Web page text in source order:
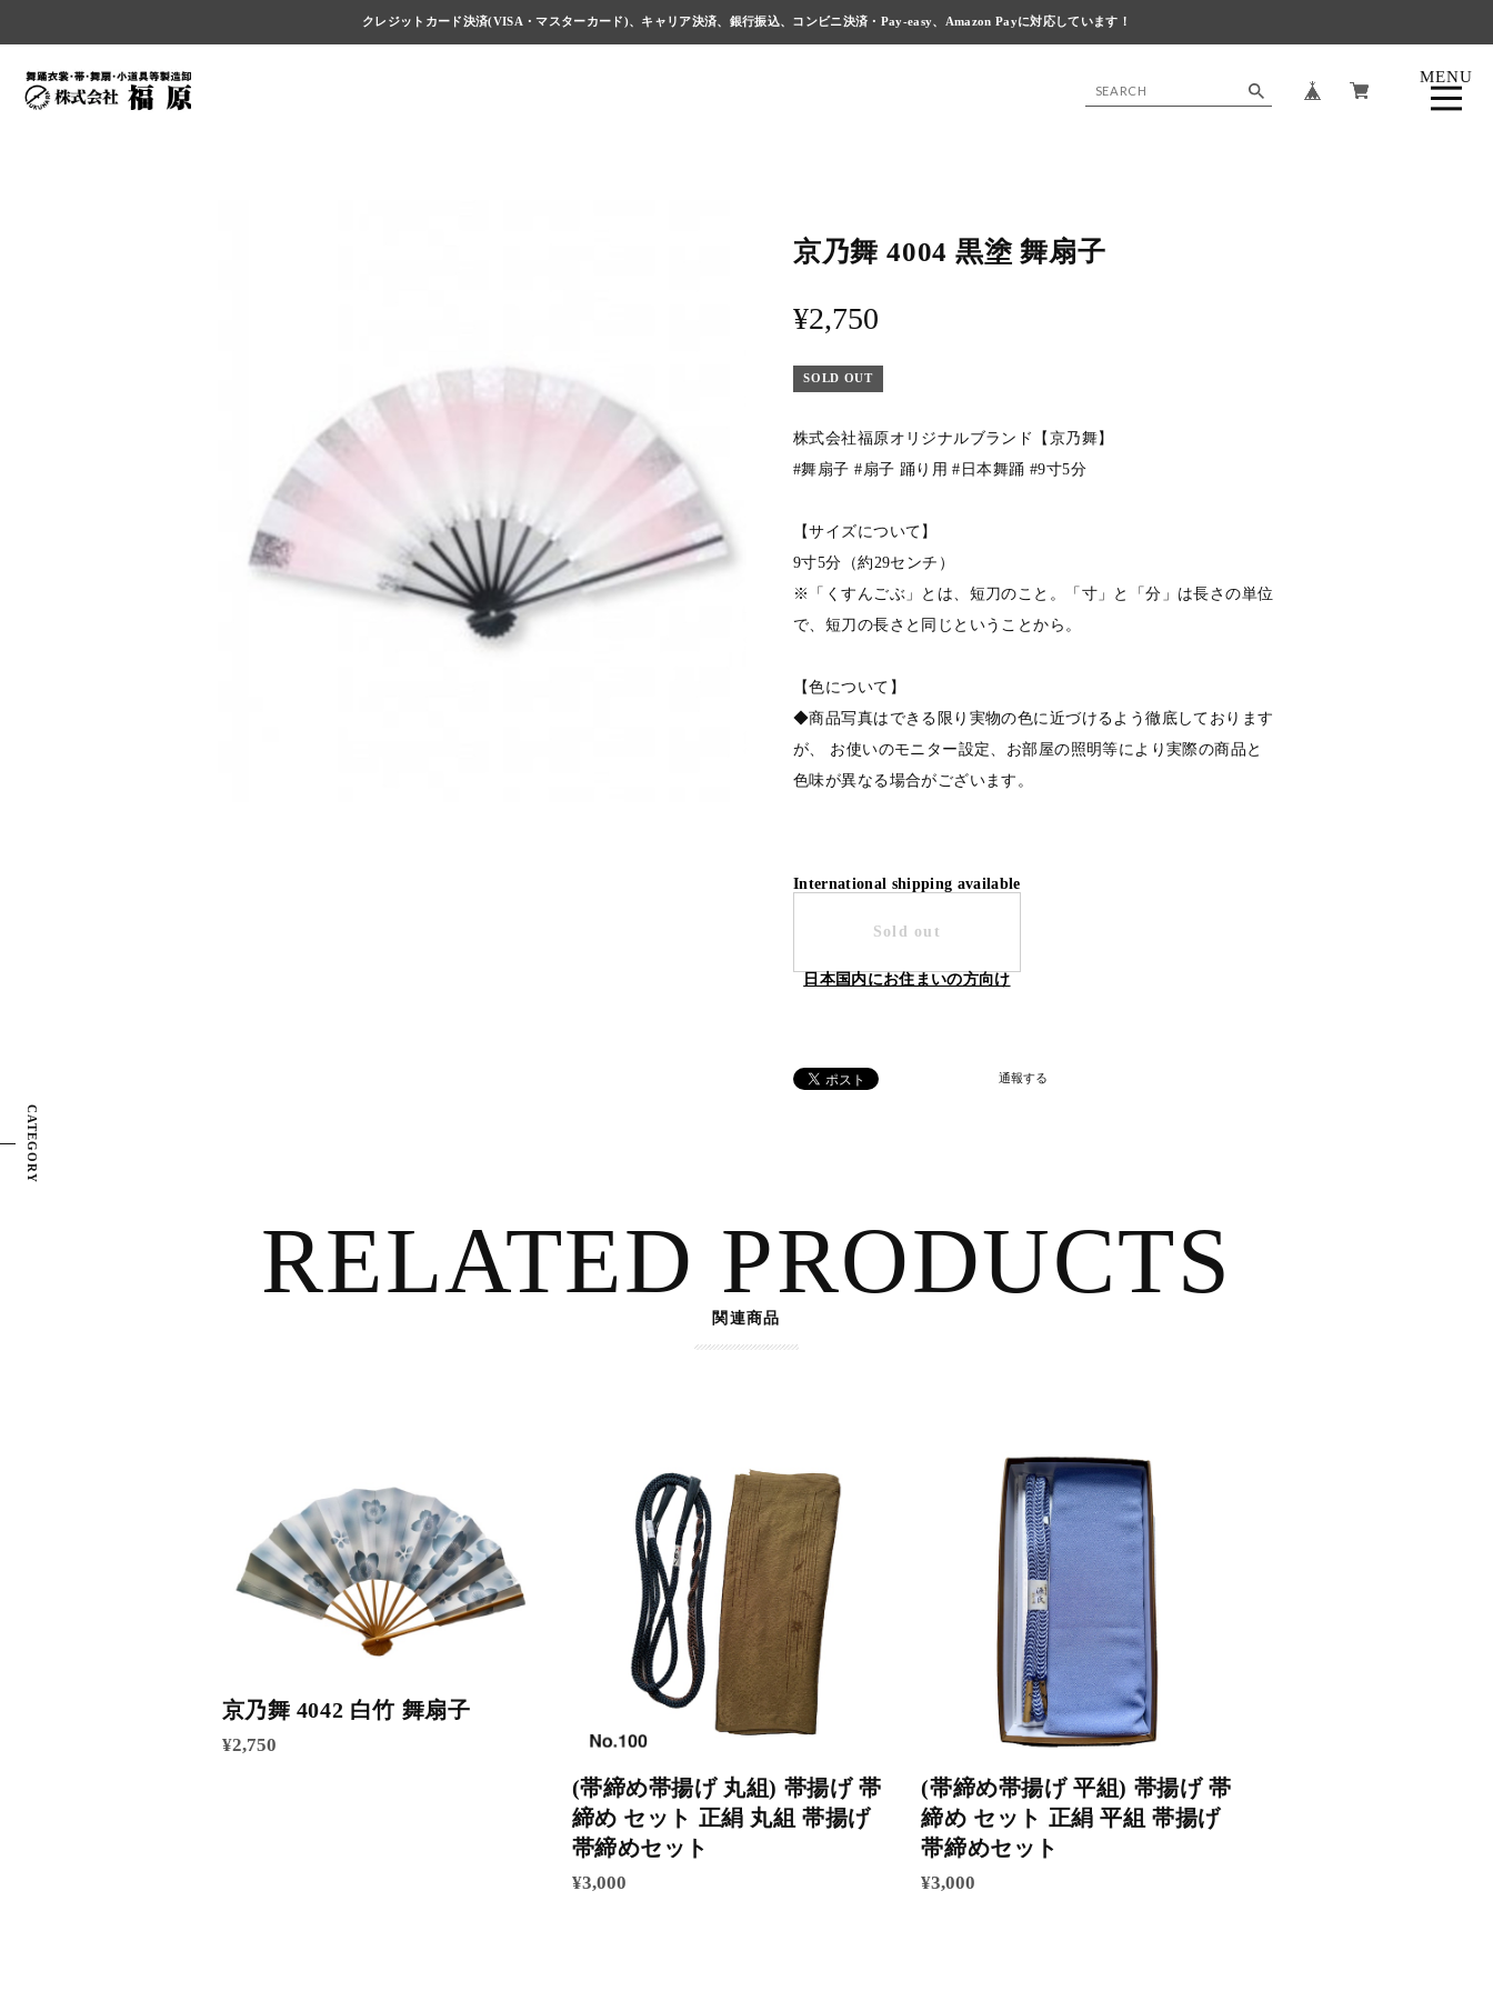
クレジットカード決済(VISA・マスターカード)、キャリア決済、銀行振込、コンビニ決済・Pay-easy、Amazon Payに対応しています！
MENU
CLOSE
CATEGORY
京乃舞 4004 黒塗 舞扇子
¥2,750
SOLD OUT
株式会社福原オリジナルブランド【京乃舞】
#舞扇子 #扇子 踊り用 #日本舞踊 #9寸5分
【サイズについて】
9寸5分（約29センチ）
※「くすんごぶ」とは、短刀のこと。「寸」と「分」は長さの単位
で、短刀の長さと同じということから。
【色について】
◆商品写真はできる限り実物の色に近づけるよう徹底しております
が、 お使いのモニター設定、お部屋の照明等により実際の商品と
色味が異なる場合がございます。
International shipping available
Sold out
日本国内にお住まいの方向け
通報する
RELATED PRODUCTS
関連商品
京乃舞 4042 白竹 舞扇子
¥2,750
(帯締め帯揚げ 丸組) 帯揚げ 帯
締め セット 正絹 丸組 帯揚げ
帯締めセット
¥3,000
(帯締め帯揚げ 平組) 帯揚げ 帯
締め セット 正絹 平組 帯揚げ
帯締めセット
¥3,000